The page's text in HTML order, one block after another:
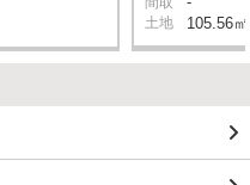
土地 105.56㎡